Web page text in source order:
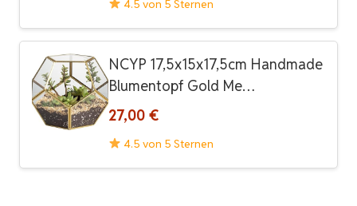
4.5 von 5 Sternen
NCYP 17,5x15x17,5cm Handmade
Blumentopf Gold Me…
27,00 €
4.5 von 5 Sternen